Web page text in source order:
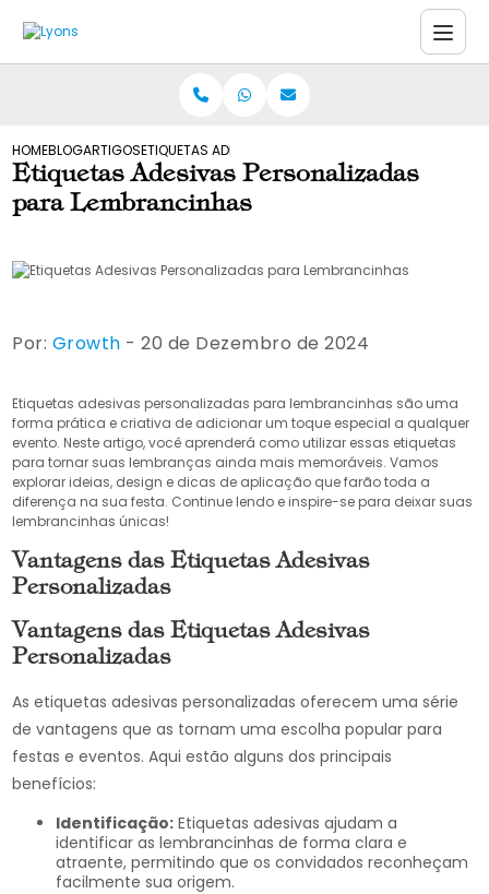
HOMEBLOGARTIGOSETIQUETAS ADESIVAS PERSONALIZADAS PARA
Etiquetas Adesivas Personalizadas
para Lembrancinhas
Por: Growth - 20 de Dezembro de 2024
Etiquetas adesivas personalizadas para lembrancinhas são uma
forma prática e criativa de adicionar um toque especial a qualquer
evento. Neste artigo, você aprenderá como utilizar essas etiquetas
para tornar suas lembranças ainda mais memoráveis. Vamos
explorar ideias, design e dicas de aplicação que farão toda a
diferença na sua festa. Continue lendo e inspire-se para deixar suas
lembrancinhas únicas!
Vantagens das Etiquetas Adesivas
Personalizadas
Vantagens das Etiquetas Adesivas
Personalizadas
As etiquetas adesivas personalizadas oferecem uma série
de vantagens que as tornam uma escolha popular para
festas e eventos. Aqui estão alguns dos principais
benefícios:
Identificação: Etiquetas adesivas ajudam a
identificar as lembrancinhas de forma clara e
atraente, permitindo que os convidados reconheçam
facilmente sua origem.